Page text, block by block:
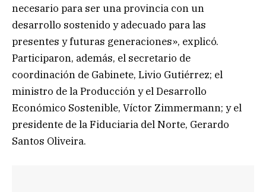
necesario para ser una provincia con un
desarrollo sostenido y adecuado para las
presentes y futuras generaciones», explicó.
Participaron, además, el secretario de
coordinación de Gabinete, Livio Gutiérrez; el
ministro de la Producción y el Desarrollo
Económico Sostenible, Víctor Zimmermann; y el
presidente de la Fiduciaria del Norte, Gerardo
Santos Oliveira.